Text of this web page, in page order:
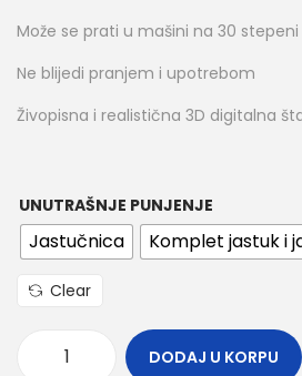
Može se prati u mašini na 30 stepeni
Ne blijedi pranjem i upotrebom
Živopisna i realistična 3D digitalna
UNUTRAŠNJE PUNJENJE
Jastučnica Komplet jastuk i
Clear
DODAJ U KORPU